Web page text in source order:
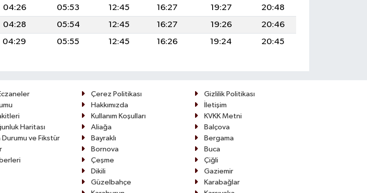
04:26 05:53 12:45 16:27 19:27
20:48
04:28 05:54 12:45 16:27 19:26
20:46
04:29 05:55 12:45 16:26 19:24 20:45
Haritası
Durumu ve Fikstür
Çerez Politikası
Gizlilik Politikası
Hakkımızda
İletişim
Kullanım Koşulları
KVKK Metni
Aliağa
Balçova
Bayraklı
Bergama
Bornova
Buca
Çeşme
Çiğli
Dikili
Gaziemir
Güzelbahçe
Karabağlar